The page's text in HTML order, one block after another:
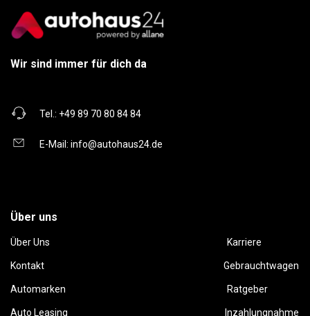
Wir sind immer für dich da
Tel.: +49 89 70 80 84 84
E-Mail: info@autohaus24.de
Über uns
Über Uns Karriere
Kontakt Gebrauchtwagen
Automarken Ratgeber
Auto Leasing Inzahlungnahme